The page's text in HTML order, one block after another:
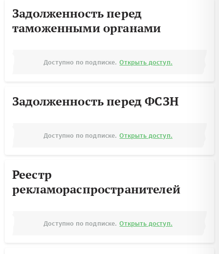
Задолженность перед
таможенными органами
Доступно по подписке. Открыть доступ.
Задолженность перед ФСЗН
Доступно по подписке. Открыть доступ.
Реестр
рекламораспространителей
Доступно по подписке. Открыть доступ.